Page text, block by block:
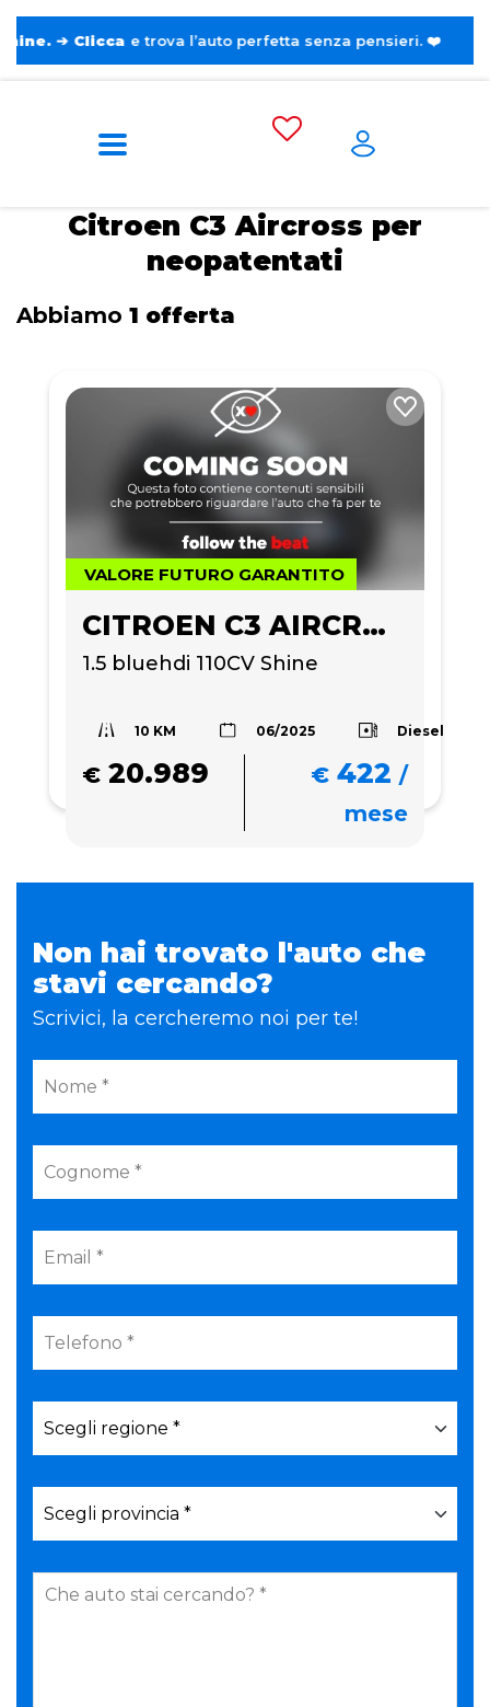
Clicca e trova l’auto perfetta senza pensieri. ❤️
C3 Aircross
Citroen C3 Aircross per
neopatentati
Abbiamo 1 offerta
VALORE FUTURO GARANTITO
CITROEN C3 AIRCROSS
1.5 bluehdi 110CV Shine
10 KM 06/2025 Diesel
€ 20.989 € 422 /
mese
Non hai trovato l'auto che
stavi cercando?
Scrivici, la cercheremo noi per te!